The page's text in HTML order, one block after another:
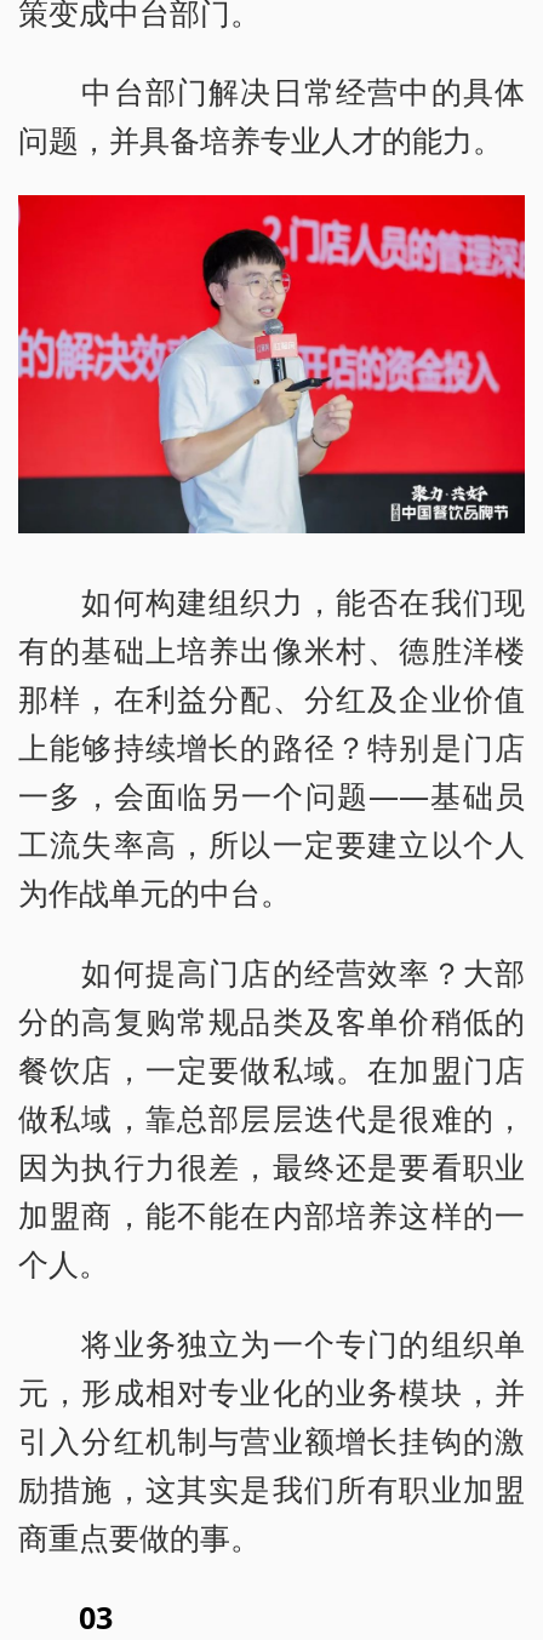
策变成中台部门。
中台部门解决日常经营中的具体
问题，并具备培养专业人才的能力。
如何构建组织力，能否在我们现
有的基础上培养出像米村、德胜洋楼
那样，在利益分配、分红及企业价值
上能够持续增长的路径？特别是门店
一多，会面临另一个问题——基础员
工流失率高，所以一定要建立以个人
为作战单元的中台。
如何提高门店的经营效率？大部
分的高复购常规品类及客单价稍低的
餐饮店，一定要做私域。在加盟门店
做私域，靠总部层层迭代是很难的，
因为执行力很差，最终还是要看职业
加盟商，能不能在内部培养这样的一
个人。
将业务独立为一个专门的组织单
元，形成相对专业化的业务模块，并
引入分红机制与营业额增长挂钩的激
励措施，这其实是我们所有职业加盟
商重点要做的事。
03